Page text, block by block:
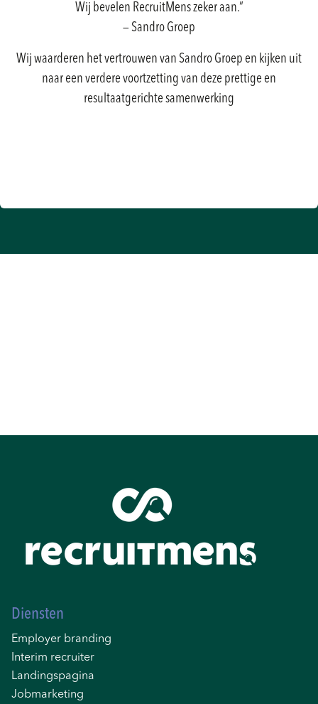
Wij bevelen RecruitMens zeker aan.”
— Sandro Groep
Wij waarderen het vertrouwen van Sandro Groep en kijken uit
naar een verdere voortzetting van deze prettige en
resultaatgerichte samenwerking
Diensten
Employer branding
Interim recruiter
Landingspagina
Jobmarketing